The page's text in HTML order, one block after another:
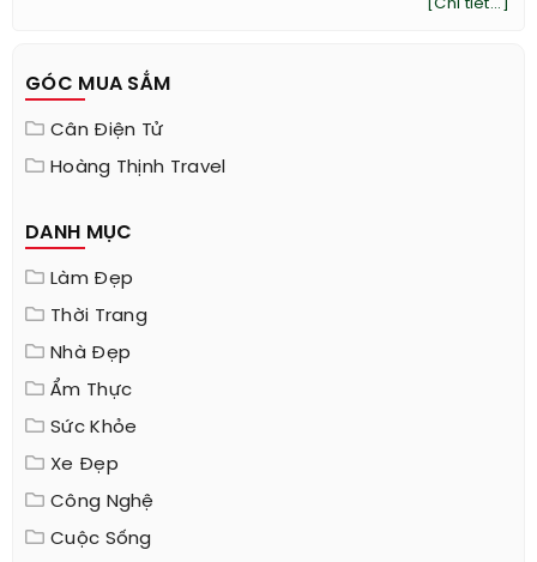
[Chi tiết...]
GÓC MUA SẮM
Cân Điện Tử
Hoàng Thịnh Travel
DANH MỤC
Làm Đẹp
Thời Trang
Nhà Đẹp
Ẩm Thực
Sức Khỏe
Xe Đẹp
Công Nghệ
Cuộc Sống